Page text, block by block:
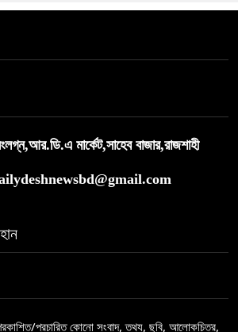
মার্কেট,সাহেব বাজার,রাজশাহী
প্রচারিত কোনো সংবাদ, তথ্য, ছবি, আলোকচিত্র,